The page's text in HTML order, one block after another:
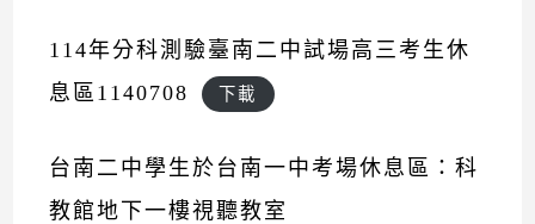
114年分科測驗臺南二中試場高三考生休
息區1140708
下載
台南二中學生於台南一中考場休息區：科
教館地下一樓視聽教室